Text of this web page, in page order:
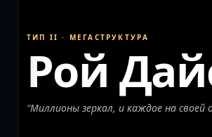
ТИП II · МЕГАСТРУКТУРА
Рой
“Миллионы зеркал, и каждое на своей